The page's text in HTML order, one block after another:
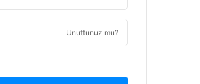
Unuttunuz mu?